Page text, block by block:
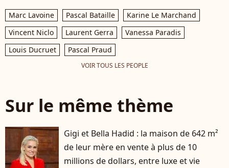
Marc Lavoine Pascal Bataille
Karine Le Marchand
Vincent Niclo
Laurent Gerra
Vanessa Paradis
Louis Ducruet
Pascal Praud
VOIR TOUS LES PEOPLE
Sur le même thème
Gigi et Bella Hadid : la maison de 642 m²
de leur mère en vente à plus de 10
millions de dollars, entre luxe et vie